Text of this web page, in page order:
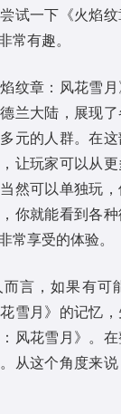
试一下《火焰
常有趣。
纹章：风花雪
兰大陆，展现
元的人群。在
让玩家可以从
然可以单独玩
你就能看到各
常享受的体验。
而言，如果有可
花雪月》的记忆
风花雪月》。
从这个角度来